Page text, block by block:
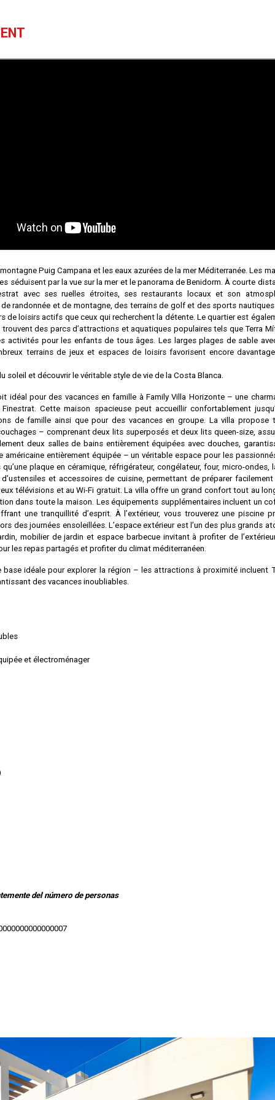
Puig Campana et les eaux azurées de la mer Méditerranée. Les
séduisent par la vue sur la mer et le panorama de Benidorm. À courte
avec ses ruelles étroites, ses restaurants locaux et son
randonnée et de montagne, des terrains de golf et des sports
de loisirs actifs que ceux qui recherchent la détente. Le quartier est
des parcs d’attractions et aquatiques populaires tels que Terra
activités pour les enfants de tous âges. Les larges plages de sable
terrains de jeux et espaces de loisirs favorisent encore
soleil et découvrir le véritable style de vie de la Costa Blanca.
idéal pour des vacances en famille à Family Villa Horizonte – une
Cette maison spacieuse peut accueillir confortablement
de famille ainsi que pour des vacances en groupe. La villa propose
– comprenant deux lits superposés et deux lits queen-size,
deux salles de bains entièrement équipées avec douches,
entièrement équipée – un véritable espace pour les
plaque en céramique, réfrigérateur, congélateur, four, micro-ondes,
et accessoires de cuisine, permettant de préparer
télévisions et au Wi-Fi gratuit. La villa offre un grand confort tout au
dans toute la maison. Les équipements supplémentaires incluent un
une tranquillité d’esprit. À l’extérieur, vous trouverez une piscine
des journées ensoleillées. L’espace extérieur est l’un des plus grands
mobilier de jardin et espace barbecue invitant à profiter de
les repas partagés et profiter du climat méditerranéen.
base idéale pour explorer la région – les attractions à proximité incluent
des vacances inoubliables.
et électroménager
del número de personas